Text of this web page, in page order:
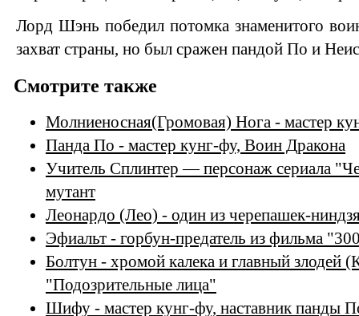
Лорд Шэнь победил потомка знаменитого
захват страны, но был сражен пандой По и
Смотрите также
Молниеносная(Громовая) Нога - мастер
Панда По - мастер кунг-фу, Воин Дракона
Учитель Сплинтер — персонаж сериала
мутант
Леонардо (Лео) - один из черепашек-
Эфиальт - горбун-предатель из фильма
Болтун - хромой калека и главный злодей
"Подозрительные лица"
Шифу - мастер кунг-фу, наставник панды